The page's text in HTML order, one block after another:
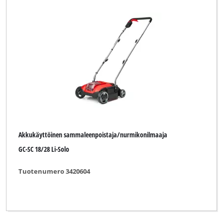
Akkukäyttöinen sammaleenpoistaja/nurmikonilmaaja
GC-SC 18/28 Li-Solo
Tuotenumero 3420604